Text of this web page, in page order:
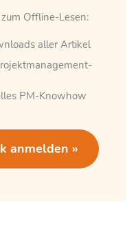
Offline-Lesen:
aller Artikel
PM-Knowhow
anmelden »